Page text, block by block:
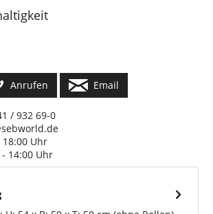
Anrufen Email
/ 932 69-0
18:00 Uhr
- 14:00 Uhr